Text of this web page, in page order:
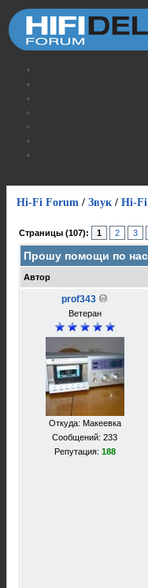
Hi-Fi Forum / Звук / Hi-Fi
Страницы (107): 1 2 3
Прошу помощи по
Автор
prof343
Ветеран
Откуда: Макеевка
Сообщений: 233
Репутация: 188